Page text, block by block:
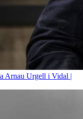
Arnau Urgell i Vidal |